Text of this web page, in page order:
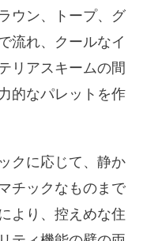
ウン、トープ、グ
流れ、クールなイ
リアスキームの間
的なパレットを作
クに応じて、静か
チックなものまで
より、控えめな住